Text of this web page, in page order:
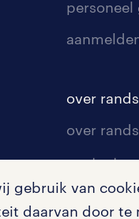
gebruik van
daarvan door
personeel
over
over
contact
contact